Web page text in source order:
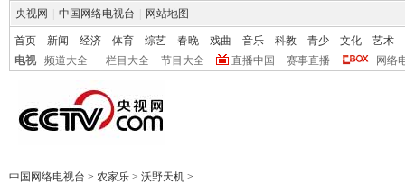
央视网 中国网络电视台 网站地图
首页 新闻 经济 体育 综艺 春晚 戏曲 音乐 科教 青少 文化
艺术
电视
频道大全 栏目大全 节目大全 直播中国 赛事直播 网络
中国网络电视台 > 农家乐 > 沃野天机 >